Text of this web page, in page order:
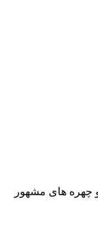
و چهره های مشهور